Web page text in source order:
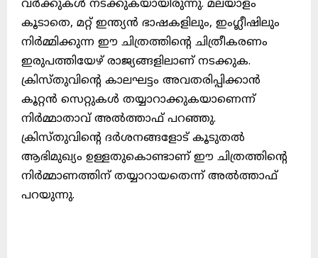
വർക്കുകൾ നടക്കുകയായിരുന്നു. മലയാളം
കൂടാതെ, മറ്റ് ഇന്ത്യൻ ഭാഷകളിലും, ഇംഗ്ലീഷിലും
നിർമ്മിക്കുന്ന ഈ ചിത്രത്തിന്റെ ചിത്രീകരണം
ഇരുപത്തിയേഴ് രാജ്യങ്ങളിലാണ് നടക്കുക.
ക്രിസ്തുവിന്റെ കാലഘട്ടം അവതരിപ്പിക്കാൻ
കൂറ്റൻ സെറ്റുകൾ തയ്യാറാക്കുകയാണെന്ന്
നിർമ്മാതാവ് അൽത്താഫ് പറഞ്ഞു.
ക്രിസ്തുവിന്റെ ദർശനങ്ങളോട് കൂടുതൽ
ആഭിമുഖ്യം ഉള്ളതുകൊണ്ടാണ് ഈ ചിത്രത്തിന്റെ
നിർമ്മാണത്തിന് തയ്യാറായതെന്ന് അൽത്താഫ്
പറയുന്നു.